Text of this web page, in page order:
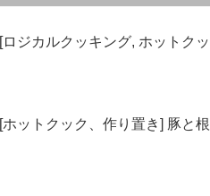
[ロジカルクッキング, ホットク
[ホットクック、作り置き] 豚と